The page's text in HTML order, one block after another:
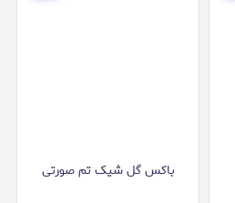
باکس گل شیک تم صورتی